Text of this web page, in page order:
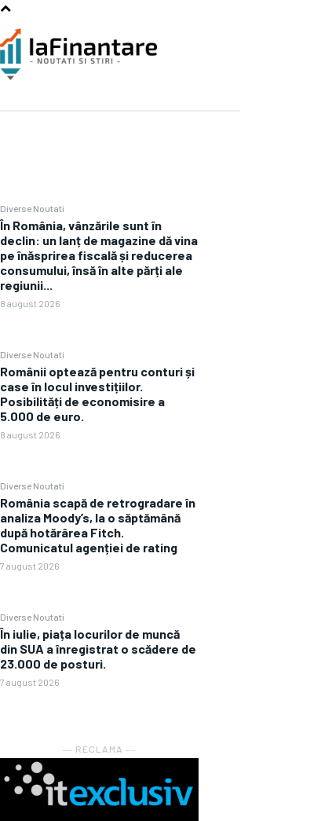
Diverse Noutati
În România, vânzările sunt în
declin: un lanț de magazine dă vina
pe înăsprirea fiscală și reducerea
consumului, însă în alte părți ale
regiunii...
8 august 2026
Diverse Noutati
Românii optează pentru conturi și
case în locul investițiilor.
Posibilități de economisire a
5.000 de euro.
8 august 2026
Diverse Noutati
România scapă de retrogradare în
analiza Moody’s, la o săptămână
după hotărârea Fitch.
Comunicatul agenției de rating
7 august 2026
Diverse Noutati
În iulie, piața locurilor de muncă
din SUA a înregistrat o scădere de
23.000 de posturi.
7 august 2026
― RECLAMA ―